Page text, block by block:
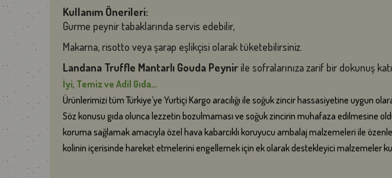
Kullanım Önerileri:
Gurme peynir tabaklarında servis edebilir,
Makarna, risotto veya şarap eşlikçisi olarak tüketebilirsiniz.
Landana Truffle Mantarlı Gouda Peynirile sofralarınıza zarif bir dokunuş
İyi, Temiz ve Adil Gıda…
Ürünlerimizi tüm Türkiye’ye Yurtiçi Kargo aracılığı ile soğuk zincir hassasiyetine uygun
Söz konusu gıda olunca lezzetin bozulmaması ve soğuk zincirin muhafaza edilmesine
koruma sağlamak amacıyla özel hava kabarcıklı koruyucu ambalaj malzemeleri ile
kolinin içerisinde hareket etmelerini engellemek için ek olarak destekleyici malzemeler